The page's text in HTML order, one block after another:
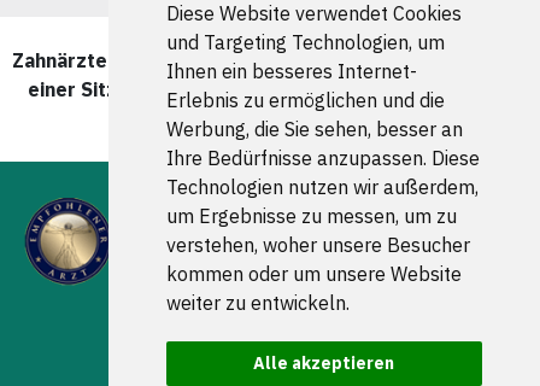
Diese Website verwendet Cookies
und Targeting Technologien, um
Ihnen ein besseres Internet-
Erlebnis zu ermöglichen und die
Werbung, die Sie sehen, besser an
Ihre Bedürfnisse anzupassen. Diese
Technologien nutzen wir außerdem,
um Ergebnisse zu messen, um zu
verstehen, woher unsere Besucher
kommen oder um unsere Website
weiter zu entwickeln.
Alle akzeptieren
Zahnärzte und Zahnärztinnen für CEREC - Zahnersatz in
einer Sitzung in Berlin Steglitz wurde zuletzt am 06
August 2026 aktualisiert.
FOLGEN SIE UNS